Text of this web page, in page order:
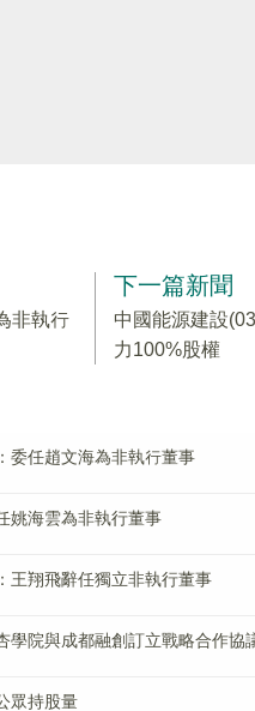
非執行
下一篇新聞
中國能源建設
力100%股權
委任趙文海為非執行董事
姚海雲為非執行董事
王翔飛辭任獨立非執行董事
學院與成都融創訂立戰略合作協
眾持股量